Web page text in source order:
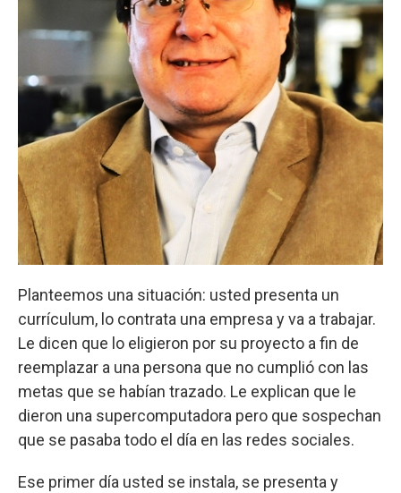
Planteemos una situación: usted presenta un
currículum, lo contrata una empresa y va a trabajar.
Le dicen que lo eligieron por su proyecto a fin de
reemplazar a una persona que no cumplió con las
metas que se habían trazado. Le explican que le
dieron una supercomputadora pero que sospechan
que se pasaba todo el día en las redes sociales.
Ese primer día usted se instala, se presenta y